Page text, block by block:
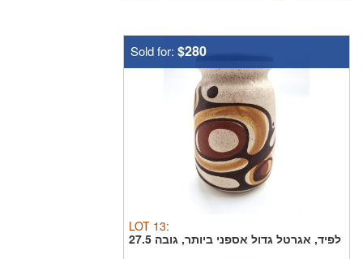
Sold for: $280
LOT 13:
לפיד, אגרטל גדול אספני ביותר, גובה 27.5